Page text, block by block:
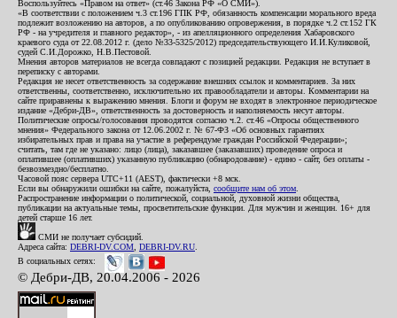
Воспользуйтесь «Правом на ответ» (ст.46 Закона РФ «О СМИ»).
«В соответствии с положением ч.3 ст.196 ГПК РФ, обязанность компенсации морального вреда
подлежит возложению на авторов, а по опубликованию опровержения, в порядке ч.2 ст.152 ГК
РФ - на учредителя и главного редактор», - из апелляционного определения Хабаровского
краевого суда от 22.08.2012 г. (дело №33-5325/2012) председательствующего И.И.Куликовой,
судей С.И.Дорожко, Н.В.Пестовой.
Мнения авторов материалов не всегда совпадают с позицией редакции. Редакция не вступает в
переписку с авторами.
Редакция не несет ответственность за содержание внешних ссылок и комментариев. За них
ответственны, соответственно, исключительно их правообладатели и авторы. Комментарии на
сайте приравнены к выражению мнения. Блоги и форум не входят в электронное периодическое
издание «Дебри-ДВ», ответственность за достоверность и наполняемость несут авторы.
Политические опросы/голосования проводятся согласно ч.2. ст.46 «Опросы общественного
мнения» Федерального закона от 12.06.2002 г. № 67-ФЗ «Об основных гарантиях
избирательных прав и права на участие в референдуме граждан Российской Федерации»;
считать, там где не указано: лицо (лица), заказавшее (заказавших) проведение опроса и
оплатившее (оплативших) указанную публикацию (обнародование) - едино - сайт, без оплаты -
безвозмездно/бесплатно.
Часовой пояс сервера UTC+11 (AEST), фактически +8 мск.
Если вы обнаружили ошибки на сайте, пожалуйста, сообщите нам об этом
Распространение информации о политической, социальной, духовной жизни общества,
публикации на актуальные темы, просветительские функции. Для мужчин и женщин. 16+ для
детей старше 16 лет.
СМИ не получает субсидий.
Адреса сайта: DEBRI-DV.COM DEBRI-DV.RU
В социальных сетях:
© Дебри-ДВ, 20.04.2006 - 2026